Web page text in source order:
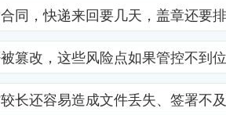
，快递来回要几天，盖章还
改，这些风险点如果管控不
容易造成文件丢失、签署